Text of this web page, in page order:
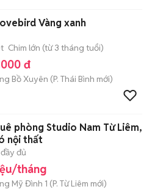
Vàng xanh
Chim lớn (từ 3 tháng tuổi)
đ
Bồ Xuyên (P. Thái Bình mới)
phòng Studio Nam Từ Liêm,
nội thất
đủ
tháng
Mỹ Đình 1 (P. Từ Liêm mới)